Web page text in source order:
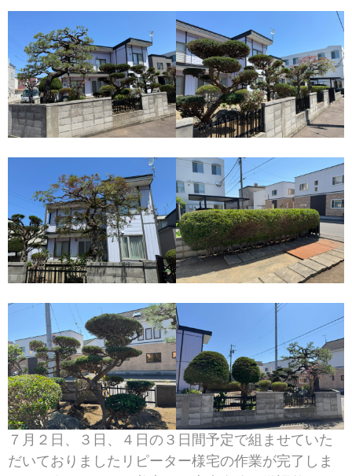
７月２日、３日、４日の３日間予定で組ませていた
だいておりましたリピーター様宅の作業が完了しま